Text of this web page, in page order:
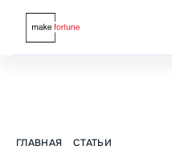
ГЛАВНАЯ СТАТЬИ